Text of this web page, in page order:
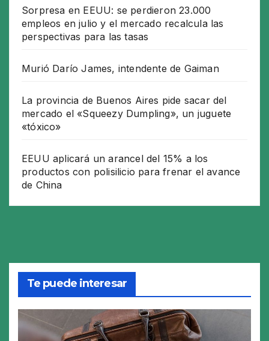
Sorpresa en EEUU: se perdieron 23.000
empleos en julio y el mercado recalcula las
perspectivas para las tasas
Murió Darío James, intendente de Gaiman
La provincia de Buenos Aires pide sacar del
mercado el «Squeezy Dumpling», un juguete
«tóxico»
EEUU aplicará un arancel del 15% a los
productos con polisilicio para frenar el avance
de China
Te puede interesar